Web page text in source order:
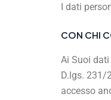
I dati
CON CHI
Ai Suoi
D.lgs. 231/
accesso